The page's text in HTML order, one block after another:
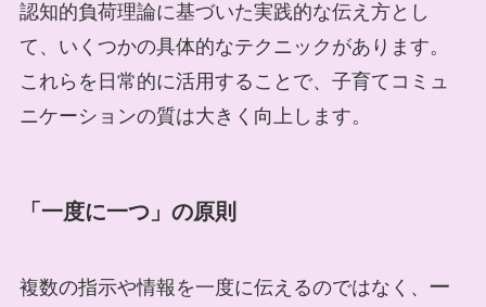
認知的負荷理論に基づいた実践的な伝え方とし
て、いくつかの具体的なテクニックがあります。
これらを日常的に活用することで、子育てコミュ
ニケーションの質は大きく向上します。
「一度に一つ」の原則
複数の指示や情報を一度に伝えるのではなく、 一